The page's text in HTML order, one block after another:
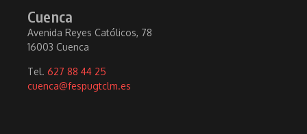
Cuenca
Avenida Reyes Católicos, 78
16003 Cuenca
Tel. 627 88 44 25
cuenca@fespugtclm.es